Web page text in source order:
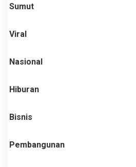
Sumut
Viral
Nasional
Hiburan
Bisnis
Pembangunan